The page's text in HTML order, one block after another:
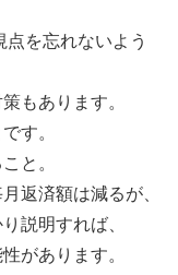
を忘れないよう
もあります。
す。
と。
返済額は減るが、
説明すれば、
があります。